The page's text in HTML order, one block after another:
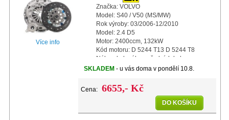
Více info
Značka: VOLVO
Model: S40 / V50 (MS/MW)
Rok výroby: 03/2006-12/2010
Model: 2.4 D5
Motor: 2400ccm, 132kW
Kód motoru: D 5244 T13 D 5244 T8
Náhon kol: náhon předních kol
Další info: s centrálním vypínacím
Další info: s a
SKLADEM - u vás doma v pondělí 10.8.
Cena: 6655,- Kč
DO KOŠÍKU